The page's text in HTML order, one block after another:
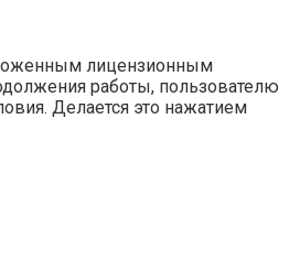
лицензионным
работы, пользователю
Делается это нажатием